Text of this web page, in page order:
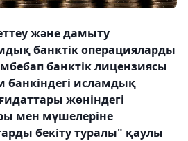
және дамыту
банктік операцияларды
банктік лицензиясы
банкіндегі исламдық
жөніндегі
мен мүшелеріне
бекіту туралы" қаулы